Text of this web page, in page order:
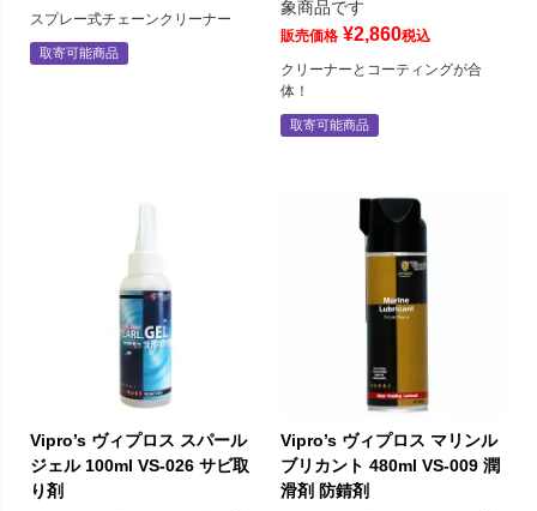
スプレー式チェーンクリーナー
取寄可能商品
象商品です
販売価格 ¥2,860税込
クリーナーとコーティングが合
体！
取寄可能商品
Vipro’s ヴィプロス スパール
ジェル 100ml VS-026 サビ取
り剤
Vipro’s ヴィプロス マリンル
ブリカント 480ml VS-009 潤
滑剤 防錆剤